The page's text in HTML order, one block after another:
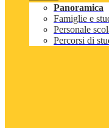
Panoramica
Famiglie e
Personale
Percorsi di